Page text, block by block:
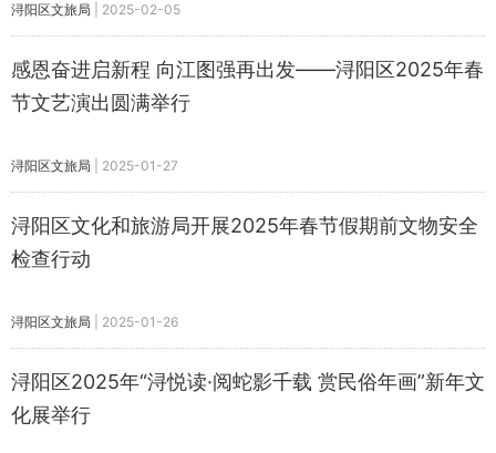
浔阳区文旅局 2025-02-05
感恩奋进启新程 向江图强再出发——浔阳区2025年春
节文艺演出圆满举行
浔阳区文旅局 2025-01-27
浔阳区文化和旅游局开展2025年春节假期前文物安全
检查行动
浔阳区文旅局 2025-01-26
浔阳区2025年“浔悦读·阅蛇影千载 赏民俗年画”新年文
化展举行